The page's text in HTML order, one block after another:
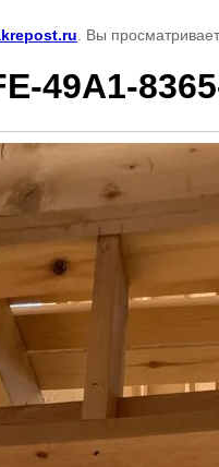
. Вы
49A1-